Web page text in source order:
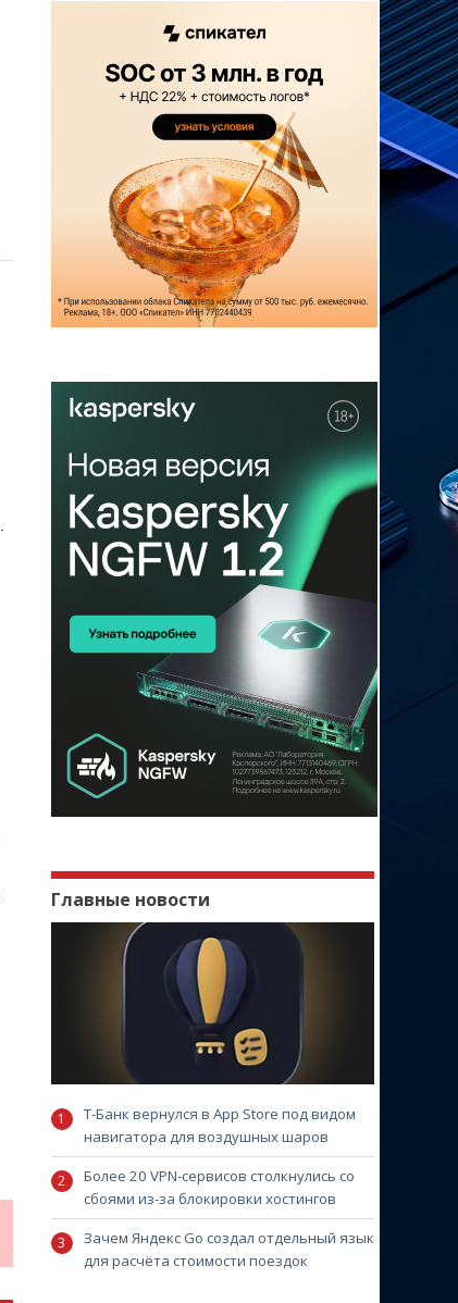
Главные новости
Т-Банк вернулся в App Store под видом
навигатора для воздушных шаров
Более 20 VPN-сервисов столкнулись со
сбоями из-за блокировки хостингов
Зачем Яндекс Go создал отдельный язык
для расчёта стоимости поездок